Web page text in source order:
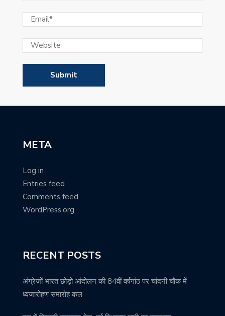
META
Log in
Entries feed
Comments feed
WordPress.org
RECENT POSTS
अंग्रेजों भारत छोड़ो आंदोलन की 84वीं वर्षगांठ पर चांदनी चौक में
ध्वजारोहण समारोह कल